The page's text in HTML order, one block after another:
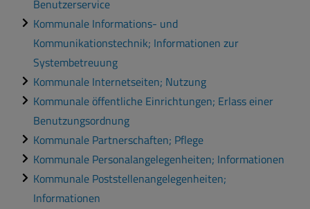
Benutzerservice
Kommunale Informations- und
Kommunikationstechnik; Informationen zur
Systembetreuung
Kommunale Internetseiten; Nutzung
Kommunale öffentliche Einrichtungen; Erlass einer
Benutzungsordnung
Kommunale Partnerschaften; Pflege
Kommunale Personalangelegenheiten; Informationen
Kommunale Poststellenangelegenheiten;
Informationen